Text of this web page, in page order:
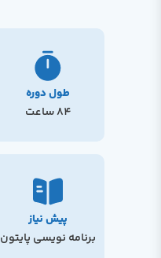
طول دوره
84 ساعت
پیش نیاز
برنامه نویسی پایتون